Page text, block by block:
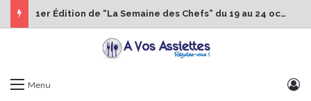
1er Édition de “La Semaine des Chefs” du 19 au 24 octobre 2026
Menu